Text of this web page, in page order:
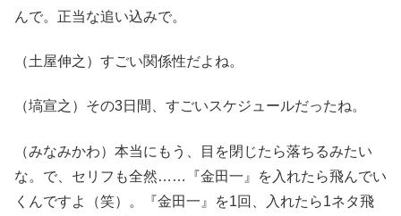
んで。正当な追い込みで。
（土屋伸之）すごい関係性だよね。
（塙宣之）その3日間、すごいスケジュールだったね。
（みなみかわ）本当にもう、目を閉じたら落ちるみたい
な。で、セリフも全然……『金田一』を入れたら飛んでい
くんですよ（笑）。『金田一』を1回、入れたら1ネタ飛